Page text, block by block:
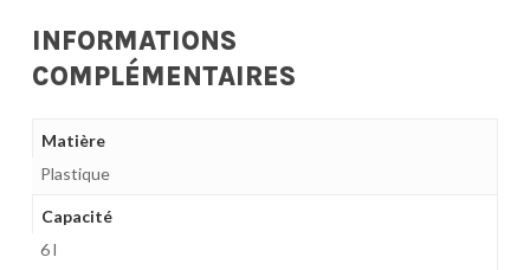
INFORMATIONS
COMPLÉMENTAIRES
Matière
Plastique
Capacité
6 l